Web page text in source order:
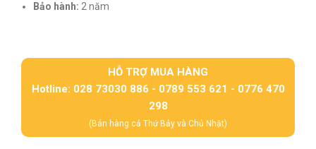
Bảo hành: 2 năm
HỖ TRỢ MUA HÀNG
Hotline: 028 73030 886 - 0789 553 621 - 0776 470
298
(Bán hàng cả Thứ Bảy và Chủ Nhật)